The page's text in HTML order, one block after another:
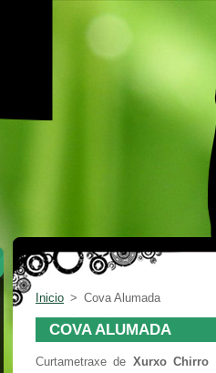
Inicio > Cova Alumada
COVA ALUMADA
Curtametraxe de Xurxo Chirro